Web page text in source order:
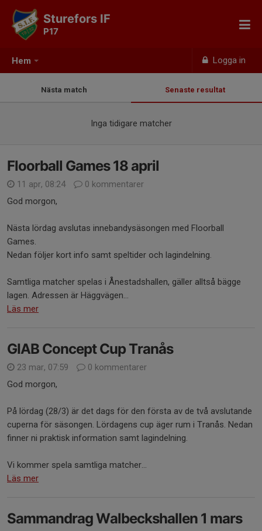
Hem Logga in
Sturefors IF
P17
Nästa match Senaste resultat
Inga tidigare matcher
Floorball Games 18 april
11 apr, 08:24
0 kommentarer
God morgon,
Nästa lördag avslutas innebandysäsongen med Floorball
Games.
Nedan följer kort info samt speltider och lagindelning.
Samtliga matcher spelas i Ånestadshallen, gäller alltså bägge
lagen. Adressen är Häggvägen...
Läs mer
GIAB Concept Cup Tranås
23 mar, 07:59
0 kommentarer
God morgon,
På lördag (28/3) är det dags för den första av de två avslutande
cuperna för säsongen. Lördagens cup äger rum i Tranås. Nedan
finner ni praktisk information samt lagindelning.
Vi kommer spela samtliga matcher...
Läs mer
Sammandrag Walbeckshallen 1 mars